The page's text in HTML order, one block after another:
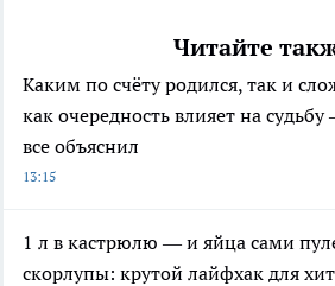
Читайте
Каким по счёту родился, так и
как очередность влияет на судьбу
все объяснил
13:15
1 л в кастрюлю — и яйца сами
скорлупы: крутой лайфхак для